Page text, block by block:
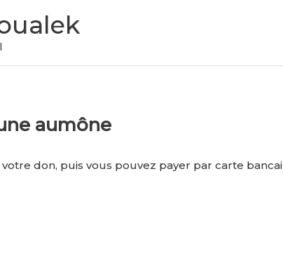
aumône
don, puis vous pouvez payer par carte